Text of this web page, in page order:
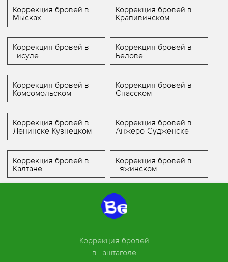
Коррекция бровей в
Мысках
Коррекция бровей в
Крапивинском
Коррекция бровей в
Тисуле
Коррекция бровей в
Белове
Коррекция бровей в
Комсомольском
Коррекция бровей в
Спасском
Коррекция бровей в
Ленинске-Кузнецком
Коррекция бровей в
Анжеро-Судженске
Коррекция бровей в
Калтане
Коррекция бровей в
Тяжинском
Коррекция бровей
в Таштаголе